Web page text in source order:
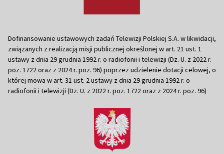
Dofinansowanie ustawowych zadań Telewizji Polskiej S.A. w likwidacji,
związanych z realizacją misji publicznej określonej w art. 21 ust. 1
ustawy z dnia 29 grudnia 1992 r. o radiofonii i telewizji (Dz. U. z 2022 r.
poz. 1722 oraz z 2024 r. poz. 96) poprzez udzielenie dotacji celowej, o
której mowa w art. 31 ust. 2 ustawy z dnia 29 grudnia 1992 r. o
radiofonii i telewizji (Dz. U. z 2022 r. poz. 1722 oraz z 2024 r. poz. 96)